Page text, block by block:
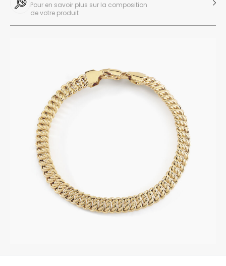
Pour en savoir plus sur la composition
de votre produit